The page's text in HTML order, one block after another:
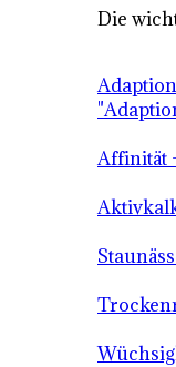
Die
Affinität